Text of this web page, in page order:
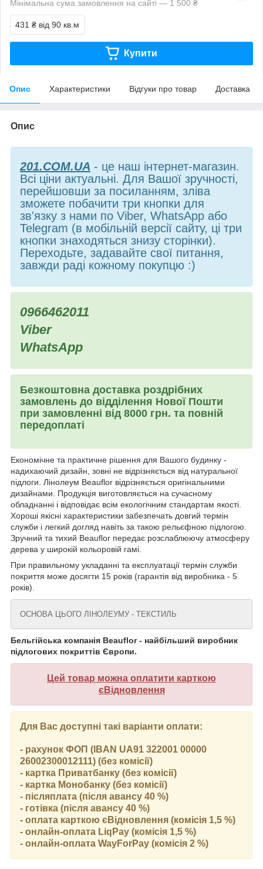
Мінімальна сума замовлення на сайті — 1 500 ₴
431 ₴ від 90 кв.м
Купити
Опис Характеристики Відгуки про товар Доставка
Опис
201.COM.UA - це наш інтернет-магазин.
Всі ціни актуальні. Для Вашої зручності,
перейшовши за посиланням, зліва
зможете побачити три кнопки для
зв'язку з нами по Viber, WhatsApp або
Telegram (в мобільній версії сайту, ці три
кнопки знаходяться знизу сторінки).
Переходьте, задавайте свої питання,
завжди раді кожному покупцю :)
0966462011
Viber
WhatsApp
Безкоштовна доставка роздрібних
замовлень до відділення Нової Пошти
при замовленні від 8000 грн. та повній
передоплаті
Економічне та практичне рішення для Вашого будинку -
надихаючий дизайн, зовні не відрізняється від натуральної
підлоги. Лінолеум Beauflor відрізняється оригінальними
дизайнами. Продукція виготовляється на сучасному
обладнанні і відповідає всім екологічним стандартам якості.
Хороші якісні характеристики забезпечать довгий термін
служби і легкий догляд навіть за такою рельєфною підлогою.
Зручний та тихий Beauflor передає розслаблюючу атмосферу
дерева у широкій кольоровій гамі.
При правильному укладанні та експлуатації термін служби
покриття може досягти 15 років (гарантія від виробника - 5
років).
ОСНОВА ЦЬОГО ЛІНОЛЕУМУ - ТЕКСТИЛЬ
Бельгійська компанія Beauflor - найбільший виробник
підлогових покриттів Європи.
Цей товар можна оплатити карткою
єВідновлення
Для Вас доступні такі варіанти оплати:
- рахунок ФОП (IBAN UA91 322001 00000
26002300012111) (без комісії)
- картка Приватбанку (без комісії)
- картка Монобанку (без комісії)
- післяплата (після авансу 40 %)
- готівка (після авансу 40 %)
- оплата карткою єВідновлення (комісія 1,5 %)
- онлайн-оплата LiqPay (комісія 1,5 %)
- онлайн-оплата WayForPay (комісія 2 %)